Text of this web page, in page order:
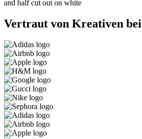
Vertraut von Kreativen bei